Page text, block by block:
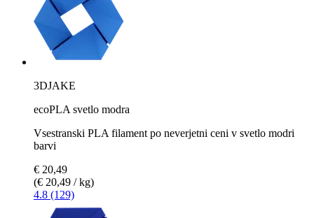
3DJAKE
ecoPLA svetlo modra
Vsestranski PLA filament po neverjetni ceni v svetlo modri
barvi
€ 20,49
(€ 20,49 / kg)
4.8 (129)